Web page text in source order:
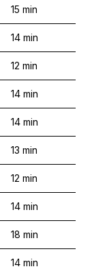
15 min
14 min
12 min
14 min
14 min
13 min
12 min
14 min
18 min
14 min